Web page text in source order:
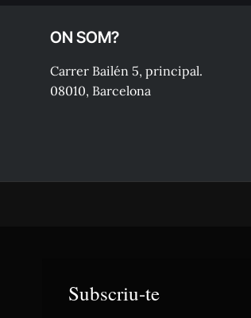
ON SOM?
Carrer Bailén 5, principal.
08010, Barcelona